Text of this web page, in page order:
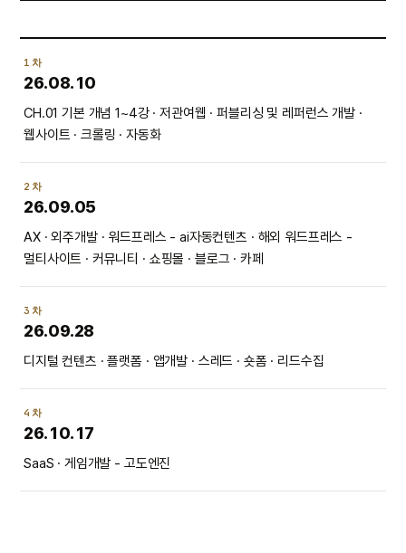
1차
26.08.10
CH.01 기본 개념 1~4강 · 저관여웹 · 퍼블리싱 및 레퍼런스 개발 ·
웹사이트 · 크롤링 · 자동화
2차
26.09.05
AX · 외주개발 · 워드프레스 - ai자동컨텐츠 · 해외 워드프레스 -
멀티사이트 · 커뮤니티 · 쇼핑몰 · 블로그 · 카페
3차
26.09.28
디지털 컨텐츠 · 플랫폼 · 앱개발 · 스레드 · 숏폼 · 리드수집
4차
26.10.17
SaaS · 게임개발 - 고도엔진